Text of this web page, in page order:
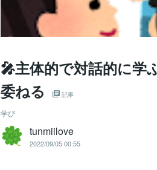
🎤主体的で対話的に学
委ねる
記事
学び
tunmiilove
2022/09/05 00:55